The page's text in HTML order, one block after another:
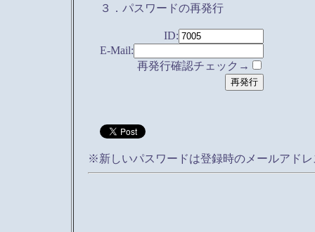
３．パスワードの再発行
ID:
E-Mail:
再発行確認チェック→
※新しいパスワードは登録時のメールアド